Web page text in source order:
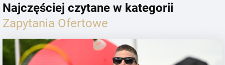
Najczęściej czytane w kategorii
Zapytania Ofertowe